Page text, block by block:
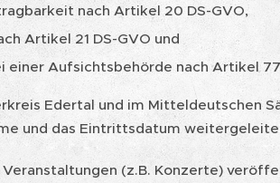
nach Artikel 20 DS-GVO,
Artikel 21 DS-GVO und
einer Aufsichtsbehörde nach Artikel 77
Edertal und im Mitteldeutschen
und das Eintrittsdatum
(z.B. Konzerte)